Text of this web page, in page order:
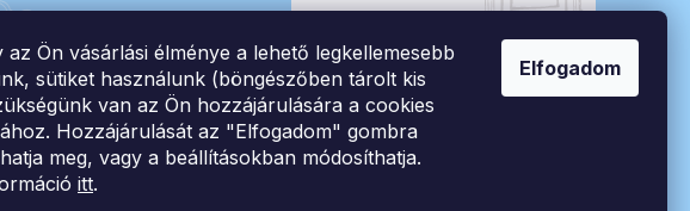
Ön vásárlási élménye a lehető legkellemesebb
sütiket használunk (böngészőben tárolt kis
van az Ön hozzájárulására a cookies
Hozzájárulását az "Elfogadom" gombra
meg, vagy a beállításokban módosíthatja.
itt.
Elfogadom